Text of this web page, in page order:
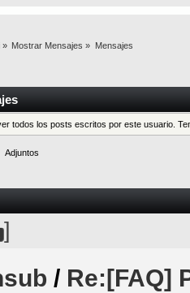
» Mostrar Mensajes » Mensajes
todos los posts escritos por este usuario.
Adjuntos
]
/ Re:[FAQ]